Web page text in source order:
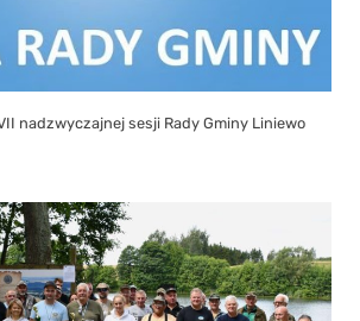
nadzwyczajnej sesji Rady Gminy Liniewo